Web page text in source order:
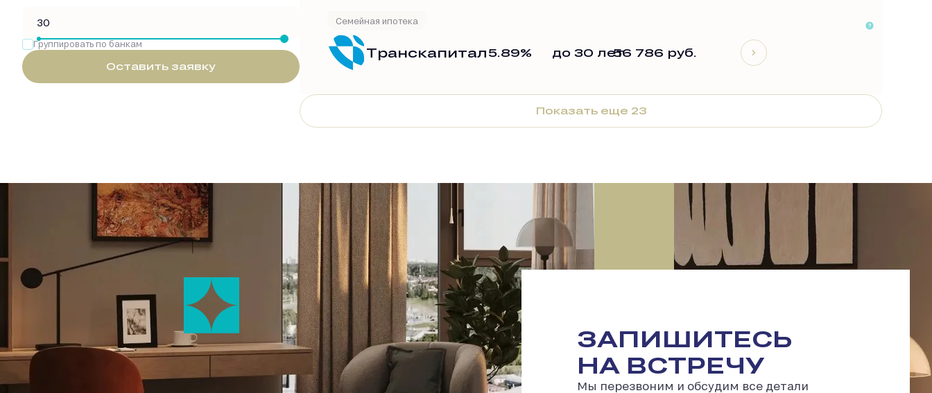
Группировать по банкам
Оставить заявку
Семейная ипотека
Транскапиталбанк
5.89% до 30 лет56 786 руб.
Показать еще 23
ЗАПИШИТЕСЬ
НА ВСТРЕЧУ
Мы перезвоним и обсудим все детали